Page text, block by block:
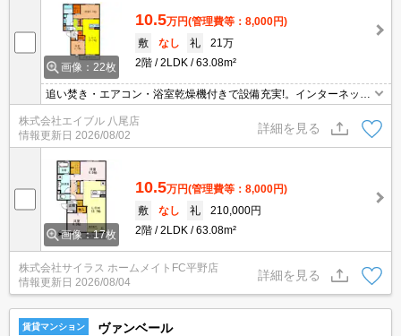
画像：22枚
10.5万円(管理費等：8,000円)
敷
なし 礼
21万
2階
2LDK 63.08m²
追い焚き・エアコン・浴室乾燥機付きで設備充実!。インターネット
無料。TVモニターホン有。温水洗浄便座付き。ペアガラス仕様。ウ
ォークインクローゼット付き。夢のある新婚生活をここから。見学
はお早めに。
株式会社エイブル 八尾店
情報更新日 2026/08/02
詳細を見る
画像：17枚
10.5万円(管理費等：8,000円)
敷
なし 礼
210,000円
2階
2LDK 63.08m²
株式会社サイラス ホームメイトFC平野店
情報更新日 2026/08/04
詳細を見る
賃貸マンション ヴァンベール